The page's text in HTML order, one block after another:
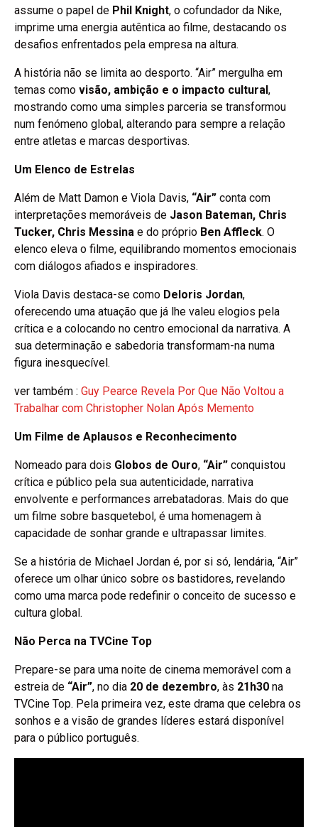
assume o papel de Phil Knight, o cofundador da Nike,
imprime uma energia autêntica ao filme, destacando os
desafios enfrentados pela empresa na altura.
A história não se limita ao desporto. “Air” mergulha em
temas como visão, ambição e o impacto cultural,
mostrando como uma simples parceria se transformou
num fenómeno global, alterando para sempre a relação
entre atletas e marcas desportivas.
Um Elenco de Estrelas
Além de Matt Damon e Viola Davis, “Air” conta com
interpretações memoráveis de Jason Bateman, Chris
Tucker, Chris Messina e do próprio Ben Affleck. O
elenco eleva o filme, equilibrando momentos emocionais
com diálogos afiados e inspiradores.
Viola Davis destaca-se como Deloris Jordan,
oferecendo uma atuação que já lhe valeu elogios pela
crítica e a colocando no centro emocional da narrativa. A
sua determinação e sabedoria transformam-na numa
figura inesquecível.
ver também : Guy Pearce Revela Por Que Não Voltou a
Trabalhar com Christopher Nolan Após Memento
Um Filme de Aplausos e Reconhecimento
Nomeado para dois Globos de Ouro, “Air” conquistou
crítica e público pela sua autenticidade, narrativa
envolvente e performances arrebatadoras. Mais do que
um filme sobre basquetebol, é uma homenagem à
capacidade de sonhar grande e ultrapassar limites.
Se a história de Michael Jordan é, por si só, lendária, “Air”
oferece um olhar único sobre os bastidores, revelando
como uma marca pode redefinir o conceito de sucesso e
cultura global.
Não Perca na TVCine Top
Prepare-se para uma noite de cinema memorável com a
estreia de “Air”, no dia 20 de dezembro, às 21h30 na
TVCine Top. Pela primeira vez, este drama que celebra os
sonhos e a visão de grandes líderes estará disponível
para o público português.